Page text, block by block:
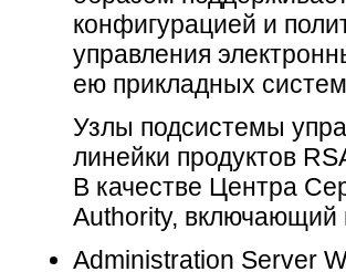
конфигурацией и
управления
ею прикладных
Узлы подсистемы
линейки продуктов
В качестве Центра
Authority, включающий
Administration Server